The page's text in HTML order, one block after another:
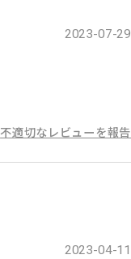
2023-07-29
不適切なレビューを報告
2023-04-11